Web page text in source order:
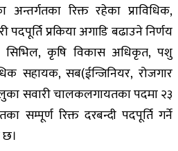
रिक्त रहेका प्राविधिक,
प्रकिया अगाडि बढाउने निर्णय
सिभिल, कृषि विकास अधिकृत, पशु
सहायक, सब(ईन्जिनियर, रोजगार
सवारी चालकलगायतका पदमा २३
सम्पूर्ण रिक्त दरबन्दी पदपूर्ति गर्ने
छ।